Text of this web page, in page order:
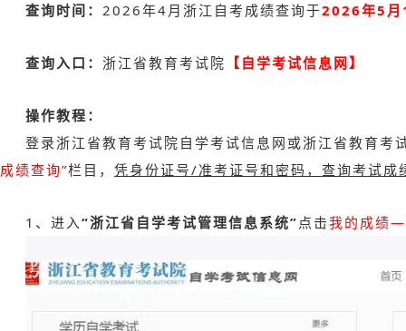
查询时间： 2026年4月浙江自考成绩查询于2026年5月
查询入口： 浙江省教育考试院 【自学考试信息网】
操作教程：
登录浙江省教育考试院自学考试信息网或浙江省教育考
成绩查询”栏目， 凭身份证号/准考证号和密码，查询考试成
1、进入“浙江省自学考试管理信息系统” 点击我的成绩